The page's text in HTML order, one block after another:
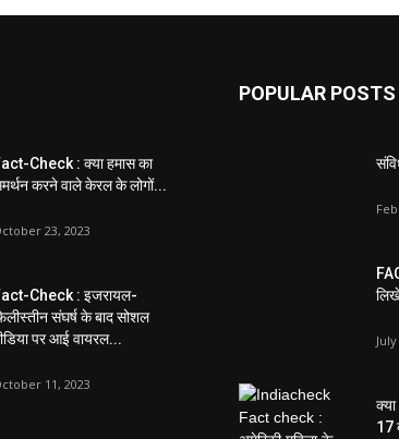
Check : क्या हमास का
करने वाले केरल के लोगों...
23, 2023
Check : इजरायल-
संघर्ष के बाद सोशल
पर आई वायरल...
11, 2023
POPULAR POSTS
17